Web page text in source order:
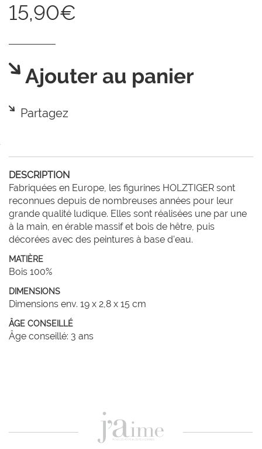
15,90€
Ajouter au panier
Partagez
DESCRIPTION
Fabriquées en Europe, les figurines HOLZTIGER sont
reconnues depuis de nombreuses années pour leur
grande qualité ludique. Elles sont réalisées une par une
à la main, en érable massif et bois de hêtre, puis
décorées avec des peintures à base d'eau.
MATIÈRE
Bois 100%
DIMENSIONS
Dimensions env. 19 x 2,8 x 15 cm
ÂGE CONSEILLÉ
Âge conseillé: 3 ans